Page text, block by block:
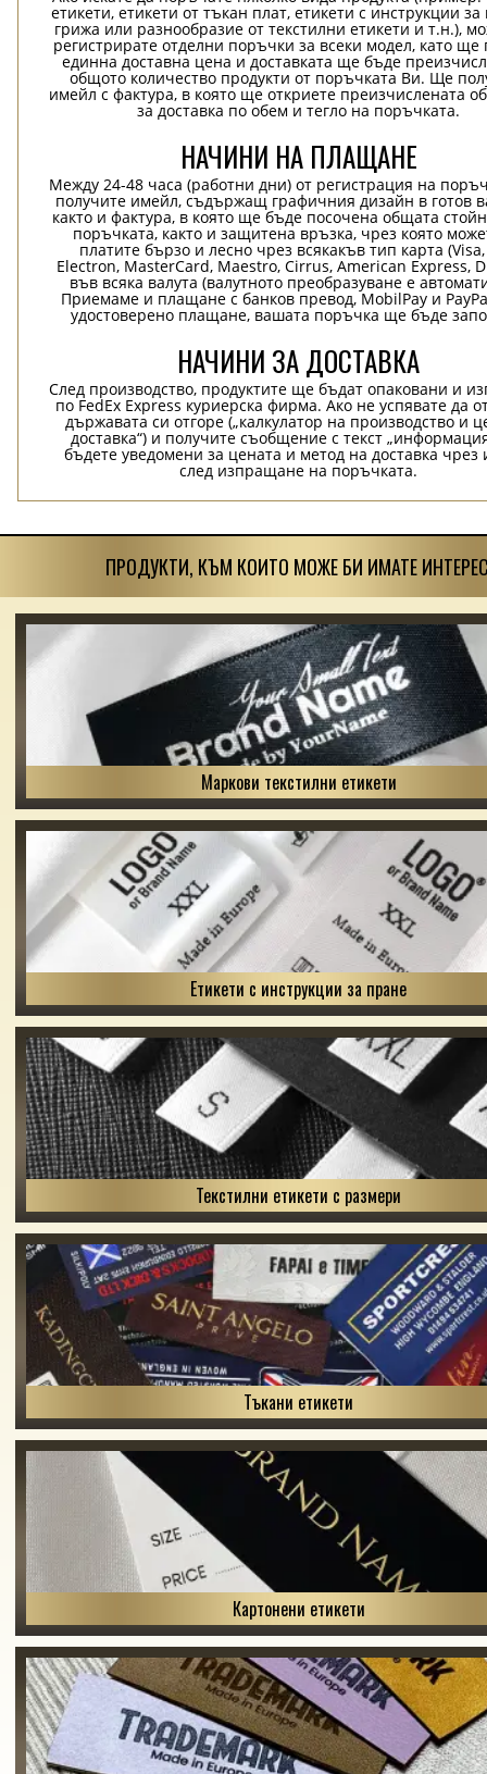
етикети, етикети от тъкан плат, етикети с инструкции
грижа или разнообразие от текстилни етикети и т.н.),
регистрирате отделни поръчки за всеки модел, като ще
единна доставна цена и доставката ще бъде
общото количество продукти от поръчката Ви. Ще
имейл с фактура, в която ще откриете преизчислената
за доставка по обем и тегло на поръчката.
НАЧИНИ НА ПЛАЩАНЕ
Между 24-48 часа (работни дни) от регистрация на
получите имейл, съдържащ графичния дизайн в готов
както и фактура, в която ще бъде посочена общата
поръчката, както и защитена връзка, чрез която
платите бързо и лесно чрез всякакъв тип карта
Electron, MasterCard, Maestro, Cirrus, American Express,
във всяка валута (валутното преобразуване е
Приемаме и плащане с банков превод, MobilPay и
удостоверено плащане, вашата поръчка ще бъде
НАЧИНИ ЗА ДОСТАВКА
След производство, продуктите ще бъдат опаковани и
по FedEx Express куриерска фирма. Ако не успявате да
държавата си отгоре („калкулатор на производство и
доставка“) и получите съобщение с текст
бъдете уведомени за цената и метод на доставка чрез
след изпращане на поръчката.
ПРОДУКТИ, КЪМ КОИТО МОЖЕ БИ ИМАТЕ
Маркови текстилни етикети
Етикети с инструкции за пране
Текстилни етикети с размери
Тъкани етикети
Картонени етикети